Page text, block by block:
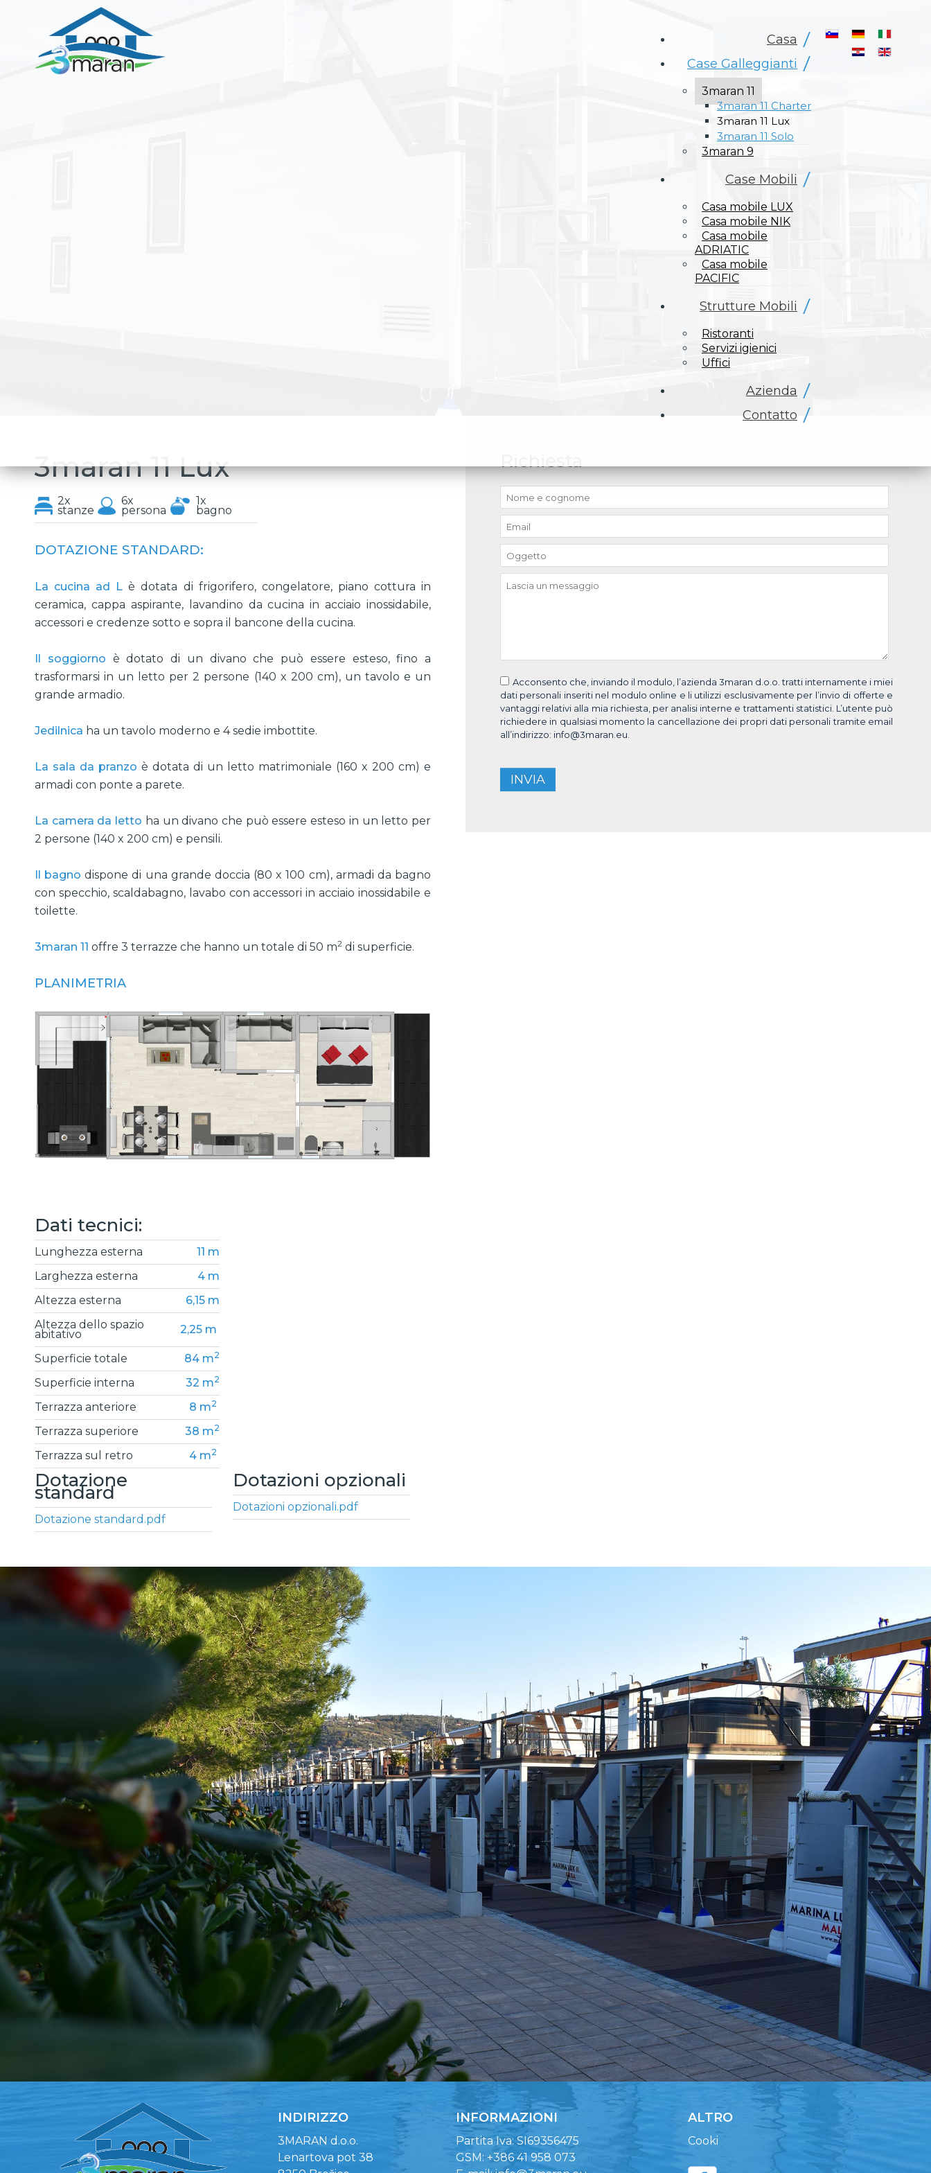
Casa
Case Galleggianti
3maran 11
3maran 11 Charter
3maran 11 Lux
3maran 11 Solo
3maran 9
Case Mobili
Casa mobile LUX
Casa mobile NIK
Casa mobile
ADRIATIC
Casa mobile
PACIFIC
Strutture Mobili
Ristoranti
Servizi igienici
Uffici
Azienda
Contatto
Seleziona la tua
3maran 11 Lux
2x
stanze
6x
persona
1x
bagno
DOTAZIONE STANDARD:
La cucina ad Lè dotata di frigorifero, congelatore, piano cottura in
ceramica, cappa aspirante, lavandino da cucina in acciaio inossidabile,
accessori e credenze sotto e sopra il bancone della cucina.
Il soggiorno è dotato di un divano che può essere esteso, fino a
trasformarsi in un letto per 2 persone (140 x 200 cm), un tavolo e un
grande armadio.
Jedilnica ha un tavolo moderno e 4 sedie imbottite.
La sala da pranzo è dotata di un letto matrimoniale (160 x 200 cm) e
armadi con ponte a parete.
La camera da letto ha un divano che può essere esteso in un letto per
2 persone (140 x 200 cm) e pensili.
Il bagno dispone di una grande doccia (80 x 100 cm), armadi da bagno
con specchio, scaldabagno, lavabo con accessori in acciaio inossidabile e
toilette.
3maran 11 offre 3 terrazze che hanno un totale di 50 m2 di superficie.
PLANIMETRIA
Dati tecnici:
Lunghezza esterna
11 m
Larghezza esterna
4 m
Altezza esterna
6,15 m
Altezza dello spazio
abitativo 2,25 m
Superficie totale 84 m2
Superficie interna 32 m2
Terrazza anteriore 8 m2
Terrazza superiore 38 m2
Terrazza sul retro 4 m2
Dotazione
standard
Dotazione standard.pdf
Dotazioni opzionali
Dotazioni opzionali.pdf
Richiesta
Acconsento che, inviando il modulo, l’azienda 3maran d.o.o. tratti internamente i miei
dati personali inseriti nel modulo online e li utilizzi esclusivamente per l’invio di offerte e
vantaggi relativi alla mia richiesta, per analisi interne e trattamenti statistici. L’utente può
richiedere in qualsiasi momento la cancellazione dei propri dati personali tramite email
all’indirizzo: info@3maran.eu.
INVIA
INDIRIZZO
3MARAN d.o.o.
Lenartova pot 38
INFORMAZIONI
Partita Iva: SI69356475
GSM: +386 41 958 073
ALTRO
Cooki